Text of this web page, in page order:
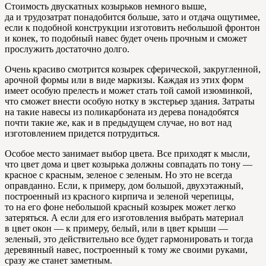
Стоимость двускатных козырьков немного выше,
да и трудозатрат понадобится больше, зато и отдача ощутимее,
если к подобной конструкции изготовить небольшой фронтон
и конек, то подобный навес будет очень прочным и сможет
прослужить достаточно долго.
Очень красиво смотрится козырек сферической, закругленной,
арочной формы или в виде маркизы. Каждая из этих форм
имеет особую прелесть и может стать той самой изюминкой,
что сможет внести особую нотку в экстерьер здания. Затраты
на такие навесы из поликарбоната из дерева понадобятся
почти такие же, как и в предыдущем случае, но вот над
изготовлением придется потрудиться.
Особое место занимает выбор цвета. Все приходят к мысли,
что цвет дома и цвет козырька должны совпадать по тону —
красное с красным, зеленое с зеленым. Но это не всегда
оправданно. Если, к примеру, дом большой, двухэтажный,
построенный из красного кирпича и зеленой черепицы,
то на его фоне небольшой красный козырек может легко
затеряться. А если для его изготовления выбрать материал
в цвет окон — к примеру, белый, или в цвет крыши —
зеленый, это действительно все будет гармонировать и тогда
деревянный навес, построенный к тому же своими руками,
сразу же станет заметным.